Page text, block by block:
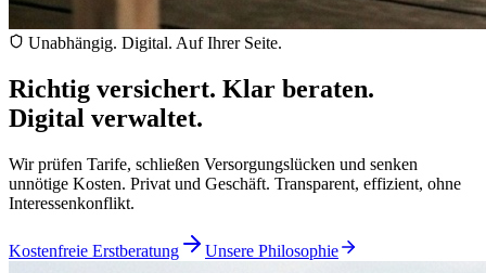
Unabhängig. Digital. Auf Ihrer Seite.
Richtig versichert. Klar beraten.
Digital verwaltet.
Wir prüfen Tarife, schließen Versorgungslücken und senken
unnötige Kosten. Privat und Geschäft. Transparent, effizient, ohne
Interessenkonflikt.
Kostenfreie Erstberatung Unsere Philosophie